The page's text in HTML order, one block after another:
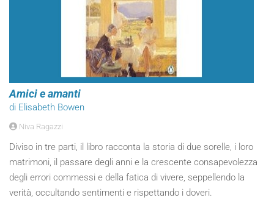
Amici e amanti
di Elisabeth Bowen
Niva Ragazzi
Diviso in tre parti, il libro racconta la storia di due sorelle, i loro
matrimoni, il passare degli anni e la crescente consapevolezza
degli errori commessi e della fatica di vivere, seppellendo la
verità, occultando sentimenti e rispettando i doveri.